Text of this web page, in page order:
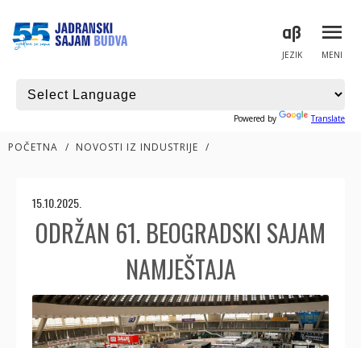
MENI
JEZIK
Powered by Translate
POČETNA / NOVOSTI IZ INDUSTRIJE /
15.10.2025.
ODRŽAN 61. BEOGRADSKI SAJAM
NAMJEŠTAJA